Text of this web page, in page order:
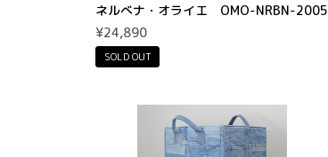
ネルべナ・オライエ OMO-NRBN-2005
¥24,890
SOLD OUT